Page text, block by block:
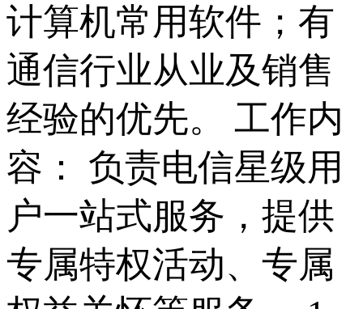
计算机常用软件；有
通信行业从业及销售
经验的优先。 工作内
容： 负责电信星级用
户一站式服务，提供
专属特权活动、专属